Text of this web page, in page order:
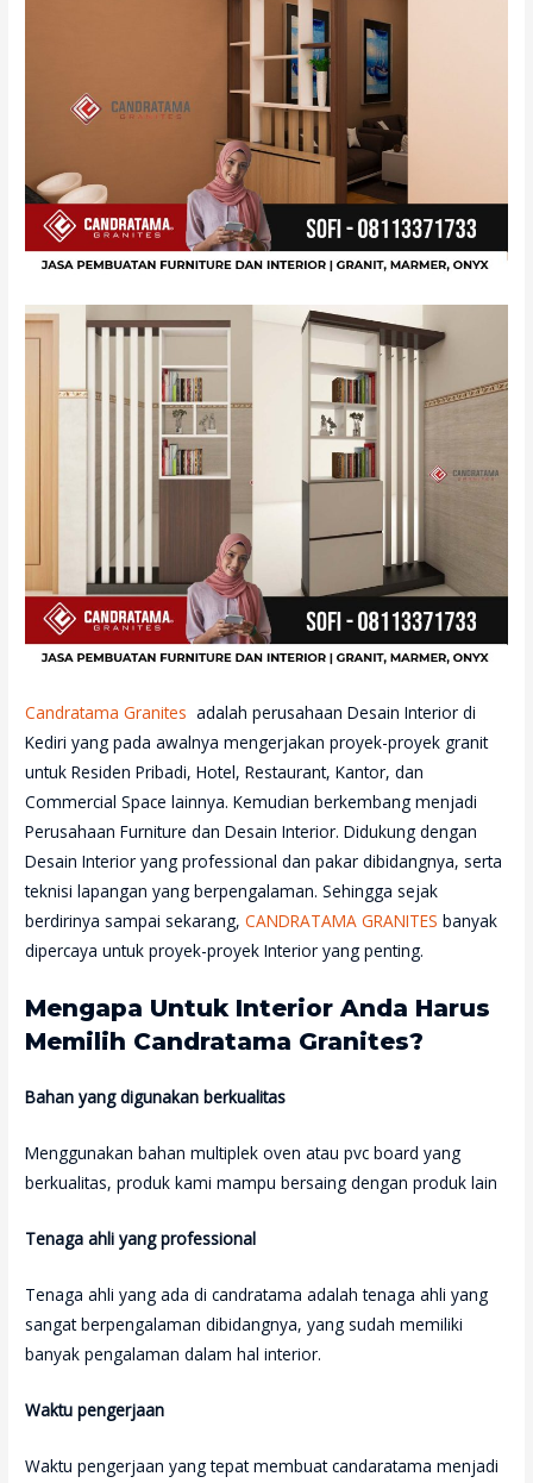
Candratama Granites adalah perusahaan Desain Interior di
Kediri yang pada awalnya mengerjakan proyek-proyek granit
untuk Residen Pribadi, Hotel, Restaurant, Kantor, dan
Commercial Space lainnya. Kemudian berkembang menjadi
Perusahaan Furniture dan Desain Interior. Didukung dengan
Desain Interior yang professional dan pakar dibidangnya, serta
teknisi lapangan yang berpengalaman. Sehingga sejak
berdirinya sampai sekarang,CANDRATAMA GRANITES banyak
dipercaya untuk proyek-proyek Interior yang penting.
Mengapa Untuk Interior Anda Harus
Memilih Candratama Granites?
Bahan yang digunakan berkualitas
Menggunakan bahan multiplek oven atau pvc board yang
berkualitas, produk kami mampu bersaing dengan produk lain
Tenaga ahli yang professional
Tenaga ahli yang ada di candratama adalah tenaga ahli yang
sangat berpengalaman dibidangnya, yang sudah memiliki
banyak pengalaman dalam hal interior.
Waktu pengerjaan
Waktu pengerjaan yang tepat membuat candaratama menjadi